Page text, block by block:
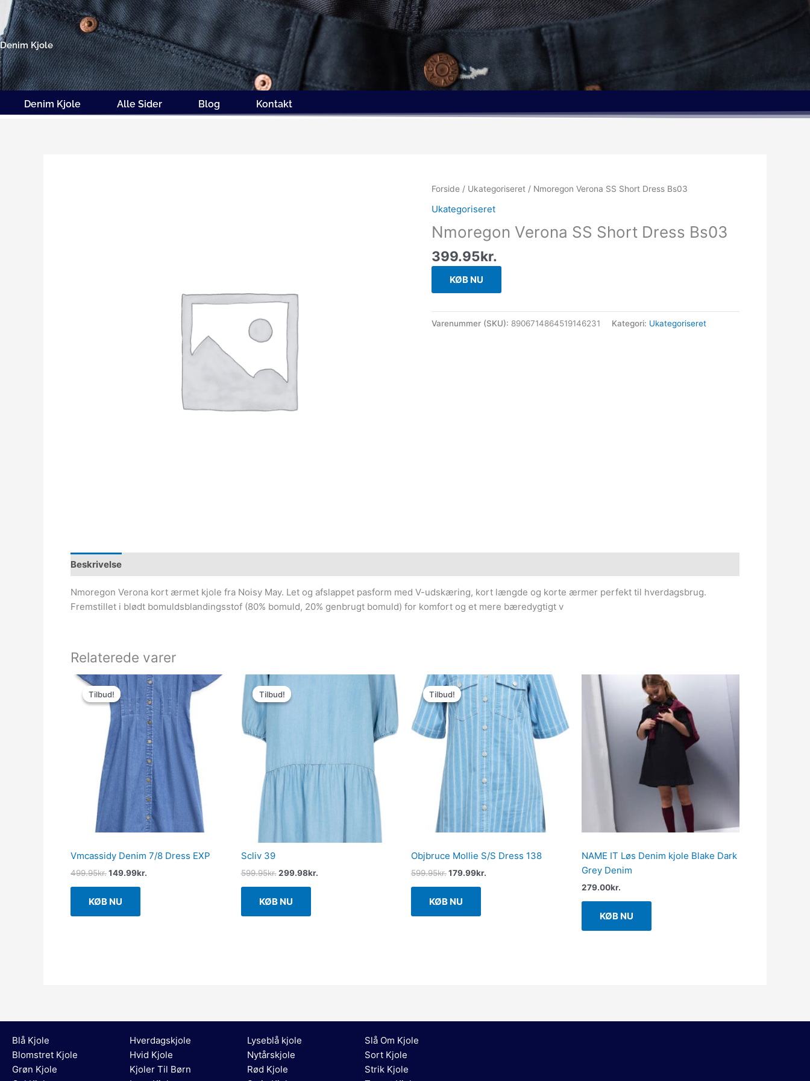
Gå
til
indholdet
Denim Kjole
Denim Kjole Alle Sider Blog Kontakt
Forside / Ukategoriseret / Nmoregon Verona SS Short Dress Bs03
Ukategoriseret
Nmoregon Verona SS Short Dress Bs03
399.95kr.
KØB NU
Varenummer (SKU): 8906714864519146231 Kategori: Ukategoriseret
Beskrivelse
Nmoregon Verona kort ærmet kjole fra Noisy May. Let og afslappet pasform med V-udskæring, kort længde og korte ærmer perfekt til hverdagsbrug.
Fremstillet i blødt bomuldsblandingsstof (80% bomuld, 20% genbrugt bomuld) for komfort og et mere bæredygtigt v
Relaterede varer
Tilbud!
Tilbud!
Vmcassidy Denim 7/8 Dress EXP
499.95kr.
Den
oprindelige
pris
var:
499.95kr..
149.99kr.
Den
aktuelle
pris
er:
149.99kr..
KØB NU
Tilbud!
Tilbud!
Scliv 39
599.95kr.
oprindelige
pris
299.98kr.
KØB NU
Tilbud!
Tilbud!
Objbruce Mollie S/S Dress 138
599.95kr.
Den
oprindelige
pris
var:
599.95kr..
179.99kr.
Den
aktuelle
pris
er:
179.99kr..
KØB NU
NAME IT Løs Denim kjole Blake Dark
Grey Denim
279.00kr.
KØB NU
Blå Kjole
Blomstret Kjole
Grøn Kjole
Hverdagskjole
Hvid Kjole
Kjoler Til Børn
Lyseblå kjole
Nytårskjole
Rød Kjole
Slå Om Kjole
Sort Kjole
Strik Kjole